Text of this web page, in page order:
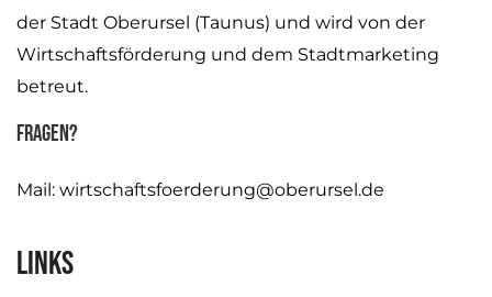
der Stadt Oberursel (Taunus) und wird von der
Wirtschaftsförderung und dem Stadtmarketing
betreut.
Fragen?
Mail: wirtschaftsfoerderung@oberursel.de
Links